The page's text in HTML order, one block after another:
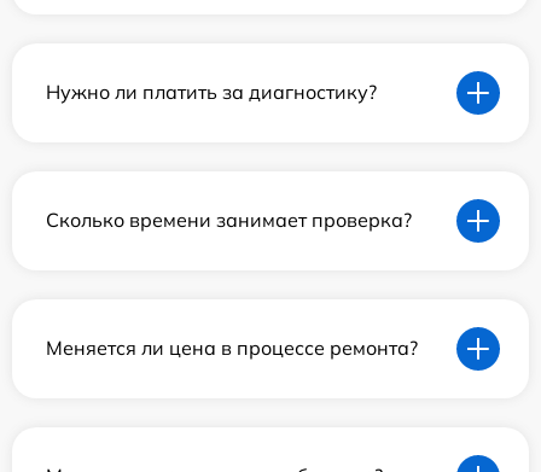
Нужно ли платить за диагностику?
Сколько времени занимает проверка?
Меняется ли цена в процессе ремонта?